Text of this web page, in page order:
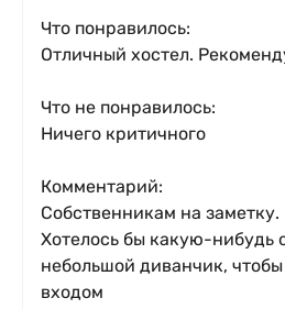
Что понравилось:
Отличный хостел.
Что не понравилось:
Ничего критичного
Комментарий:
Собственникам на заметку.
Хотелось бы какую-нибудь
небольшой диванчик,
входом